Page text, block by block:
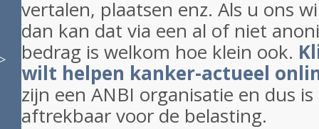
vertalen, plaatsen enz. Als u ons
dan kan dat via een al of niet
bedrag is welkom hoe klein ook.
wilt helpen kanker-actueel
zijn een ANBI organisatie en dus
aftrekbaar voor de belasting.